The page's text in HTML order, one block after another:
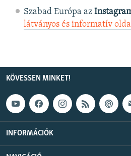
Szabad Európa az
látványos és informatív
KÖVESSEN MINKET!
INFORMÁCIÓK